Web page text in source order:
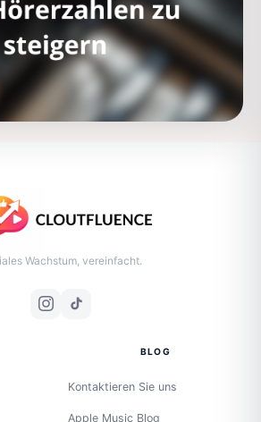
Wachstum, vereinfacht.
BLOG
Kontaktieren Sie uns
Apple Music Blog